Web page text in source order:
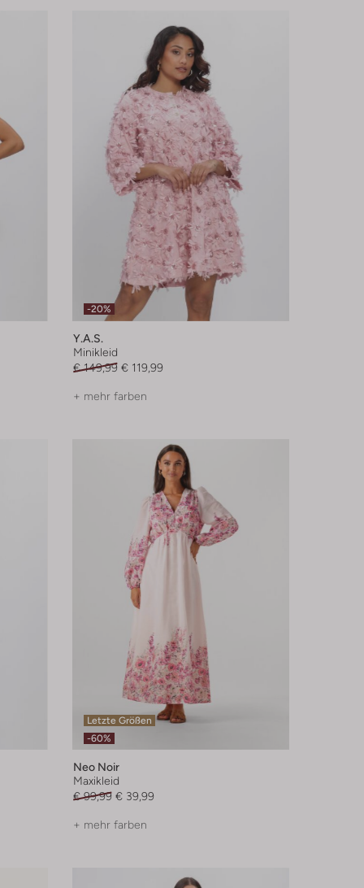
-20%
Y.a.s.
Minikleid
€ 149,99 € 119,99
+ mehr farben
Letzte Größen
-60%
Neo Noir
Maxikleid
€ 99,99 € 39,99
+ mehr farben